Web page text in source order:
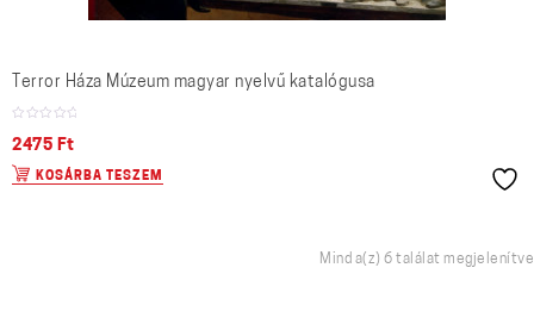
Terror Háza Múzeum magyar nyelvű katalógusa
2475 Ft
KOSÁRBA TESZEM
Mind a(z) 6 találat megjelenítve